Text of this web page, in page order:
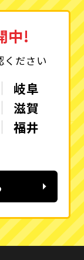
中!
ください
岐阜
滋賀
福井